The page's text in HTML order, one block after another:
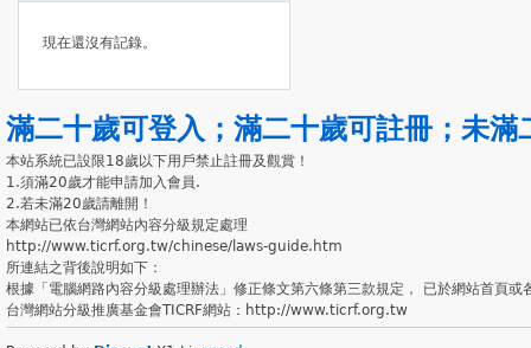
現在還沒有記錄。
滿二十歲可登入 ； 滿二十歲可註冊 ； 未滿
本站系統已設限18歲以下用戶禁止註冊及觀賞！
1.須滿20歲才能申請加入會員.
2.若未滿20歲請離開！
本網站已依台灣網站內容分級規定處理
http://www.ticrf.org.tw/chinese/laws-guide.htm
所連結之背後說明如下：
根據「電腦網路內容分級處理辦法」修正條文第六條第三款規定， 已於網站首頁
台灣網站分級推廣基金會TICRF網站：http://www.ticrf.org.tw